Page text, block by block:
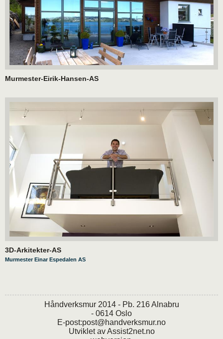
Murmester-Eirik-Hansen-AS
3D-Arkitekter-AS
Murmester Einar Espedalen AS
Håndverksmur 2014 - Pb. 216 Alnabru
- 0614 Oslo
E-post:post@handverksmur.no
Utviklet avAssist2net.no